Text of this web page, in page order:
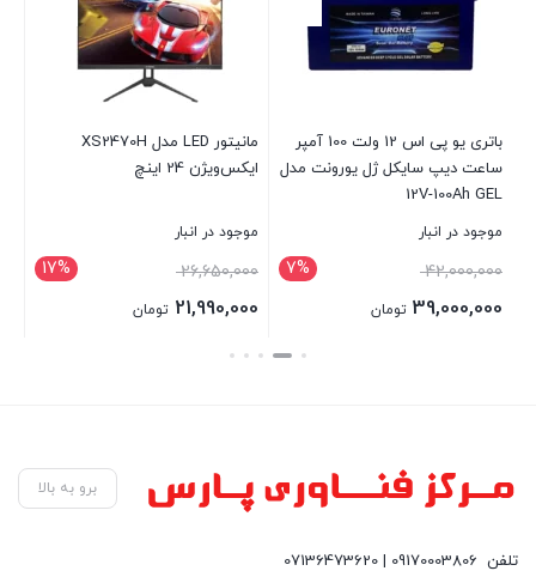
باتری یو پی اس 12 ولت 100 آمپر
ساعت دیپ سایکل ژل یورونت مدل
12V-100Ah GEL
موجود در انبار
7% 42,000,000قیمت
اصلی:39,000,000 تومان
مانیتور LED مدل XS2470H
ایکس‌ویژن 24 اینچ
موجود در انبار
17% 26,650,000
21,990,000 تومان
بستن
برو به بالا
تلفن 09170003806 | 07136473620